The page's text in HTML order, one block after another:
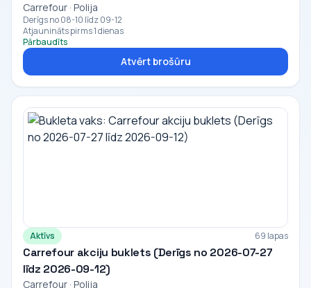
Carrefour · Polija
Derīgs no 08-10 līdz 09-12
Atjaunināts pirms 1 dienas
Pārbaudīts
Atvērt brošūru
Aktīvs 69 lapas
Carrefour akciju buklets (Derīgs no 2026-07-27
līdz 2026-09-12)
Carrefour · Polija